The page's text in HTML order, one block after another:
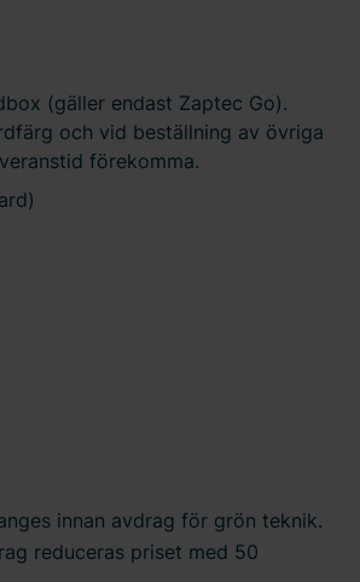
(gäller endast Zaptec Go).
och vid beställning av övriga
förekomma.
innan avdrag för grön teknik.
reduceras priset med 50